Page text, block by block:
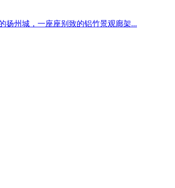
扬州城，一座座别致的铝竹景观廊架...